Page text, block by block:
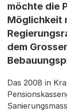
möchte die
Möglichkeit
dem
Das 2008 in